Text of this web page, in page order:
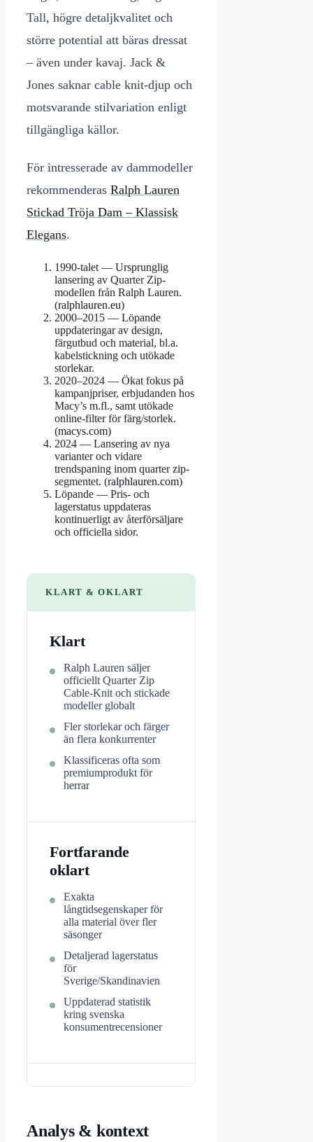
Tall, högre detaljkvalitet och
större potential att bäras dressat
– även under kavaj. Jack &
Jones saknar cable knit-djup och
motsvarande stilvariation enligt
tillgängliga källor.
För intresserade av dammodeller
rekommenderas Ralph Lauren
Stickad Tröja Dam – Klassisk
Elegans.
1990-talet — Ursprunglig
lansering av Quarter Zip-
modellen från Ralph Lauren.
(ralphlauren.eu)
2000–2015 — Löpande
uppdateringar av design,
färgutbud och material, bl.a.
kabelstickning och utökade
storlekar.
2020–2024 — Ökat fokus på
kampanjpriser, erbjudanden hos
Macy’s m.fl., samt utökade
online-filter för färg/storlek.
(macys.com)
2024 — Lansering av nya
varianter och vidare
trendspaning inom quarter zip-
segmentet. (ralphlauren.com)
Löpande — Pris- och
lagerstatus uppdateras
kontinuerligt av återförsäljare
och officiella sidor.
KLART & OKLART
Klart
Ralph Lauren säljer
officiellt Quarter Zip
Cable-Knit och stickade
modeller globalt
Fler storlekar och färger
än flera konkurrenter
Klassificeras ofta som
premiumprodukt för
herrar
Fortfarande
oklart
Exakta
långtidsegenskaper för
alla material över fler
säsonger
Detaljerad lagerstatus
för
Sverige/Skandinavien
Uppdaterad statistik
kring svenska
konsumentrecensioner
Analys & kontext